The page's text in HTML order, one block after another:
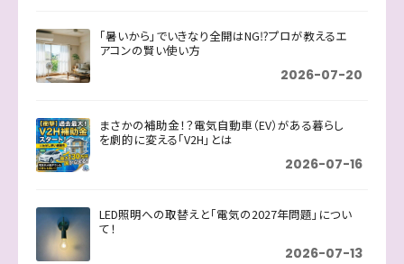
「暑いから」でいきなり全開はNG⁉プロが教えるエ
アコンの賢い使い方
2026-07-20
まさかの補助金！？電気自動車（EV）がある暮らし
を劇的に変える「V2H」とは
2026-07-16
LED照明への取替えと「電気の2027年問題」につい
て！
2026-07-13